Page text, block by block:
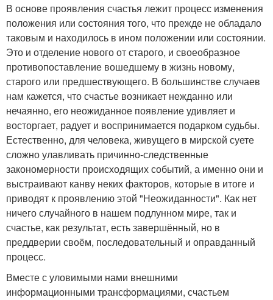
В основе проявления счастья лежит процесс изменения
положения или состояния того, что прежде не обладало
таковым и находилось в ином положении или состоянии.
Это и отделение нового от старого, и своеобразное
противопоставление вошедшему в жизнь новому,
старого или предшествующего. В большинстве случаев
нам кажется, что счастье возникает нежданно или
нечаянно, его неожиданное появление удивляет и
восторгает, радует и воспринимается подарком судьбы.
Естественно, для человека, живущего в мирской суете
сложно улавливать причинно-следственные
закономерности происходящих событий, а именно они и
выстраивают канву неких факторов, которые в итоге и
приводят к проявлению этой "Неожиданности". Как нет
ничего случайного в нашем подлунном мире, так и
счастье, как результат, есть завершённый, но в
преддверии своём, последовательный и оправданный
процесс.
Вместе с уловимыми нами внешними
информационными трансформациями, счастьем